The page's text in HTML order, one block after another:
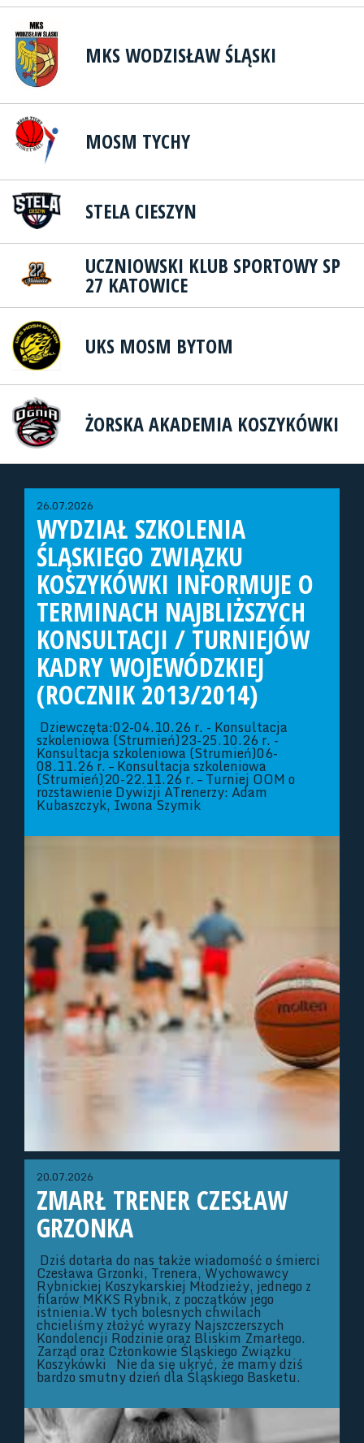
MKS WODZISŁAW ŚLĄSKI
MOSM TYCHY
STELA CIESZYN
UCZNIOWSKI KLUB SPORTOWY SP
27 KATOWICE
UKS MOSM BYTOM
ŻORSKA AKADEMIA KOSZYKÓWKI
26.07.2026
WYDZIAŁ SZKOLENIA
ŚLĄSKIEGO ZWIĄZKU
KOSZYKÓWKI INFORMUJE O
TERMINACH NAJBLIŻSZYCH
KONSULTACJI / TURNIEJÓW
KADRY WOJEWÓDZKIEJ
(ROCZNIK 2013/2014)
Dziewczęta:02-04.10.26 r. - Konsultacja
szkoleniowa (Strumień)23-25.10.26 r. -
Konsultacja szkoleniowa (Strumień)06-
08.11.26 r. – Konsultacja szkoleniowa
(Strumień)20-22.11.26 r. – Turniej OOM o
rozstawienie Dywizji ATrenerzy: Adam
Kubaszczyk, Iwona Szymik
20.07.2026
ZMARŁ TRENER CZESŁAW
GRZONKA
Dziś dotarła do nas także wiadomość o śmierci
Czesława Grzonki, Trenera, Wychowawcy
Rybnickiej Koszykarskiej Młodzieży, jednego z
filarów MKKS Rybnik, z początków jego
istnienia.W tych bolesnych chwilach
chcieliśmy złożyć wyrazy Najszczerszych
Kondolencji Rodzinie oraz Bliskim Zmarłego.
Zarząd oraz Członkowie Śląskiego Związku
Koszykówki Nie da się ukryć, że mamy dziś
bardzo smutny dzień dla Śląskiego Basketu.